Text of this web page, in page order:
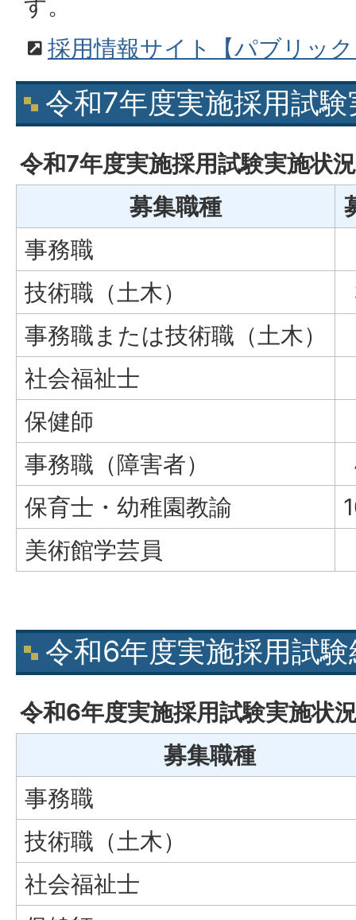
す。
採用情報サイト【パブリッ
令和7年度実施採用試
令和7年度実施採用試験実施状況
募集職種
事務職
技術職（土木）
事務職または技術職（土木）
社会福祉士
保健師
事務職（障害者）
保育士・幼稚園教諭
美術館学芸員
令和6年度実施採用試
令和6年度実施採用試験実施状
募集職種
事務職
技術職（土木）
社会福祉士